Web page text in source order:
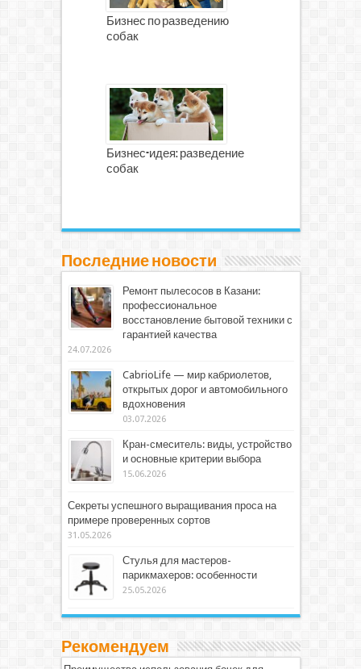
Бизнес по разведению
собак
Бизнес-идея: разведение
собак
Последние новости
Ремонт пылесосов в Казани:
профессиональное
восстановление бытовой техники с
гарантией качества
24.07.2026
CabrioLife — мир кабриолетов,
открытых дорог и автомобильного
вдохновения
03.07.2026
Кран-смеситель: виды, устройство
и основные критерии выбора
15.06.2026
Секреты успешного выращивания проса на
примере проверенных сортов
31.05.2026
Стулья для мастеров-
парикмахеров: особенности
25.05.2026
Рекомендуем